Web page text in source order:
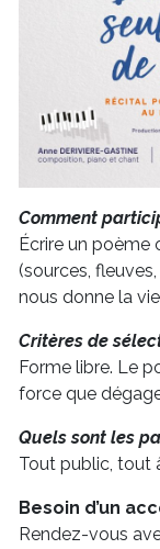
Comment
Écrire un poème
(sources, fleuves,
nous donne la
Critères de
Forme libre. Le
force que
Quels sont les
Tout public, tout
Besoin d’un
Rendez-vous